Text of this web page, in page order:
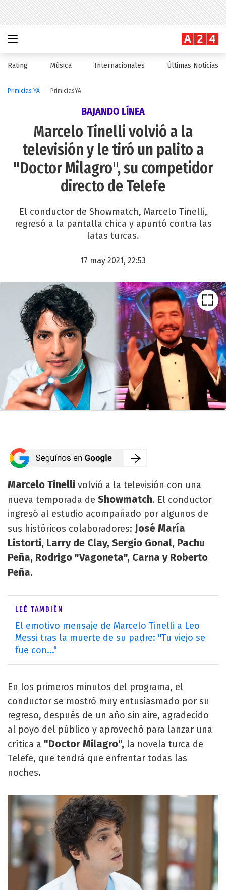
Rating Música Internacionales Últimas Noticias
Primicias YA PrimiciasYA
BAJANDO LÍNEA
Marcelo Tinelli volvió a la
televisión y le tiró un palito a
"Doctor Milagro", su competidor
directo de Telefe
El conductor de Showmatch, Marcelo Tinelli,
regresó a la pantalla chica y apuntó contra las
latas turcas.
17 may 2021, 22:53
Marcelo Tinelli volvió a la televisión con una
nueva temporada de Showmatch. El conductor
ingresó al estudio acompañado por algunos de
sus históricos colaboradores: José María
Listorti, Larry de Clay, Sergio Gonal, Pachu
Peña, Rodrigo "Vagoneta", Carna y Roberto
Peña.
LEÉ TAMBIÉN
El emotivo mensaje de Marcelo Tinelli a Leo
Messi tras la muerte de su padre: "Tu viejo se
fue con..."
En los primeros minutos del programa, el
conductor se mostró muy entusiasmado por su
regreso, después de un año sin aire, agradecido
al poyo del público y aprovechó para lanzar una
crítica a "Doctor Milagro", la novela turca de
Telefe, que tendrá que enfrentar todas las
noches.